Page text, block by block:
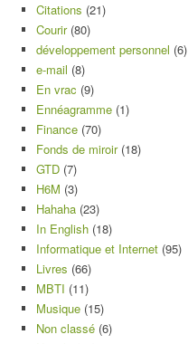
Citations (21)
Courir(80)
développement personnel (6)
e-mail (8)
En vrac (9)
Ennéagramme (1)
Finance (70)
Fonds de miroir(18)
GTD (7)
H6M (3)
Hahaha (23)
In English (18)
Informatique et Internet (95)
Livres (66)
MBTI (11)
Musique (15)
Non classé (6)